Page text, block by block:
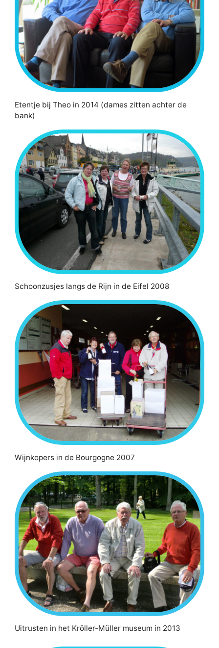
Etentje bij Theo in 2014 (dames zitten achter de
bank)
Schoonzusjes langs de Rijn in de Eifel 2008
Wijnkopers in de Bourgogne 2007
Uitrusten in het Kröller-Müller museum in 2013